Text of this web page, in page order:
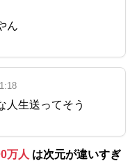
ん
人生送ってそう
万人 は次元が違いすぎ